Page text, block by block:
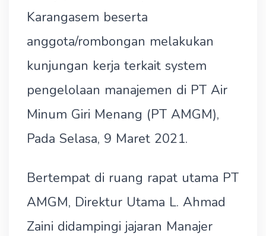
Karangasem beserta
anggota/rombongan melakukan
kunjungan kerja terkait system
pengelolaan manajemen di PT Air
Minum Giri Menang (PT AMGM),
Pada Selasa, 9 Maret 2021.
Bertempat di ruang rapat utama PT
AMGM, Direktur Utama L. Ahmad
Zaini didampingi jajaran Manajer